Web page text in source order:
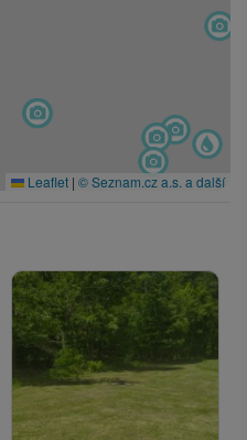
Leaflet | © Seznam.cz a.s. a další